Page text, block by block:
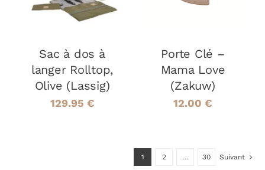
Sac à dos à
langer Rolltop,
Olive (Lassig)
129.95 €
Porte Clé –
Mama Love
(Zakuw)
12.00 €
1 2 … 30 Suivant